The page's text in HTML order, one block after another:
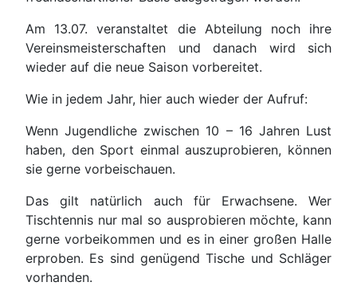
Am 13.07. veranstaltet die Abteilung noch ihre
Vereinsmeisterschaften und danach wird sich
wieder auf die neue Saison vorbereitet.
Wie in jedem Jahr, hier auch wieder der Aufruf:
Wenn Jugendliche zwischen 10 – 16 Jahren Lust
haben, den Sport einmal auszuprobieren, können
sie gerne vorbeischauen.
Das gilt natürlich auch für Erwachsene. Wer
Tischtennis nur mal so ausprobieren möchte, kann
gerne vorbeikommen und es in einer großen Halle
erproben. Es sind genügend Tische und Schläger
vorhanden.